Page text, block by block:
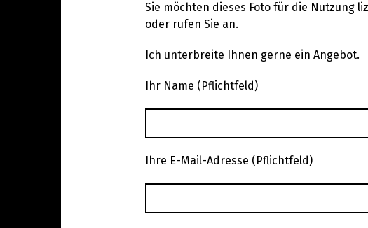
Sie möchten dieses Foto für die Nutzung
oder rufen Sie an.
Ich unterbreite Ihnen gerne ein Angebot.
Ihr Name (Pflichtfeld)
Ihre E-Mail-Adresse (Pflichtfeld)